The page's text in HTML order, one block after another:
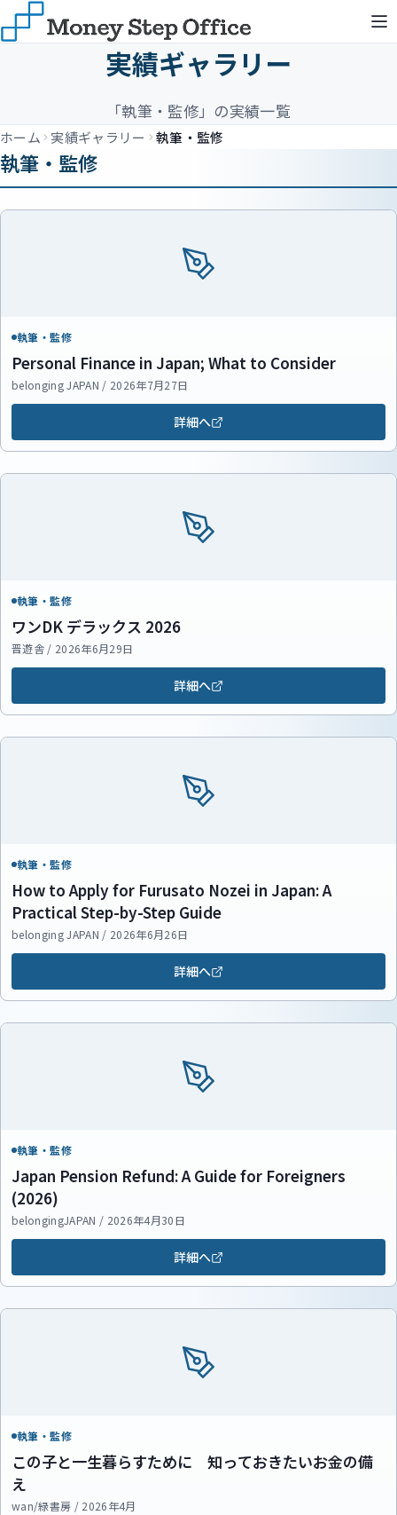
実績ギャラリー
「執筆・監修」の実績一覧
ホーム 実績ギャラリー 執筆・監修
執筆・監修
執筆・監修
Personal Finance in Japan; What to Consider
belonging JAPAN / 2026年7月27日
詳細へ
執筆・監修
ワンDK デラックス 2026
晋遊舎 / 2026年6月29日
詳細へ
執筆・監修
How to Apply for Furusato Nozei in Japan: A
Practical Step-by-Step Guide
belonging JAPAN / 2026年6月26日
詳細へ
執筆・監修
Japan Pension Refund: A Guide for Foreigners
(2026)
belongingJAPAN / 2026年4月30日
詳細へ
執筆・監修
この子と一生暮らすために 知っておきたいお金の備
え
wan/緑書房 / 2026年4月